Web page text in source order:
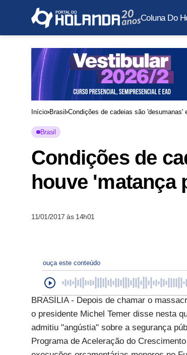
Coluna Do
Início Brasil Condições de cadeias são 'desumanas'
Brasil
Condições de
houve 'matança
11/01/2017 às 14h01
ouça este conteúdo
BRASÍLIA - Depois de chamar o
o presidente Michel Temer disse nesta
admitiu "angústia" sobre a segurança
Programa de Aceleração do